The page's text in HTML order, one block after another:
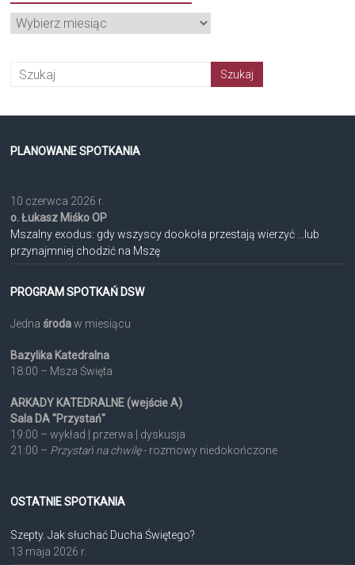
archiwum
wpisów
PLANOWANE SPOTKANIA
10 czerwca 2026 r.
o. Łukasz Miśko OP
Mszalny exodus: gdy wszyscy dookoła przestają wierzyć ...lub
przynajmniej chodzić na Mszę
PROGRAM SPOTKAŃ DSW
Jednaśrodaw miesiącu
Bazylika Katedralna
18:00 – Msza Święta
ARKADY KATEDRALNE (wejście A)
Sala DA "Przystań"
19:00 – wykład | przerwa | dyskusja
21:00 – Przystań na chwilę- rozmowy niedokończone
OSTATNIE SPOTKANIA
Szepty. Jak słuchać Ducha Świętego?
13 maja 2026 r.